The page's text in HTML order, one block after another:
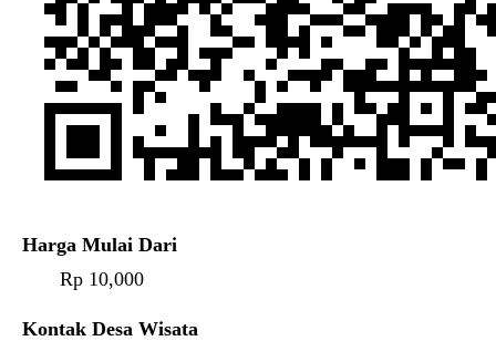
Harga Mulai Dari
Rp 10,000
Kontak Desa Wisata